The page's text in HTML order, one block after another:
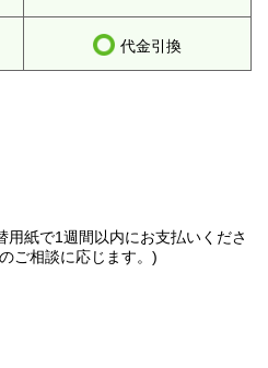
代金引換
紙で1週間以内にお支払いくださ
ご相談に応じます。)